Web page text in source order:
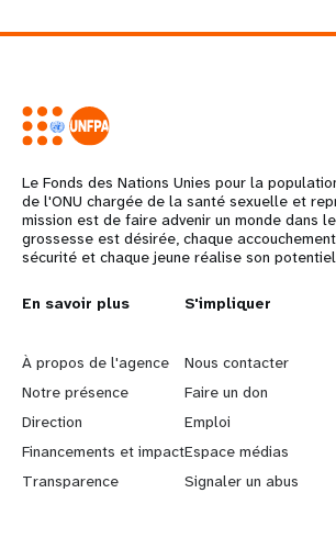
Le Fonds des Nations Unies pour la
de l'ONU chargée de la santé sexuelle et
mission est de faire advenir un monde dans
grossesse est désirée, chaque
sécurité et chaque jeune réalise son
L
e
a
r
n
En savoir plus
À propos de l'agence
Notre présence
Direction
Financements et impact
Transparence
G
o
b
e
y
S'impliquer
Nous contacter
Faire un don
Emploi
Espace médias
Signaler un abus